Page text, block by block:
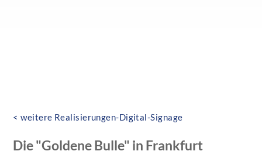
< weitere Realisierungen-Digital-Signage
Die "Goldene Bulle" in Frankfurt